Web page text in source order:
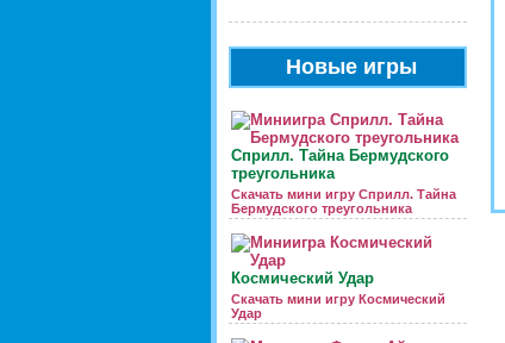
Новые игры
Сприлл. Тайна Бермудского
треугольника
Скачать мини игру Сприлл. Тайна
Бермудского треугольника
Космический Удар
Скачать мини игру Космический
Удар